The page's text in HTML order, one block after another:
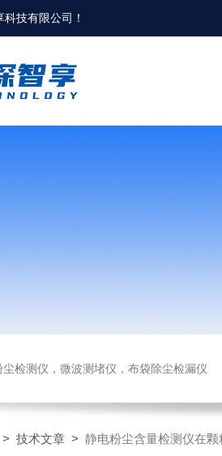
科技有限公司 ！
尘检测仪，微波测堵仪，布袋除尘检漏仪
> 技术文章 > 静电粉尘含量检测仪在